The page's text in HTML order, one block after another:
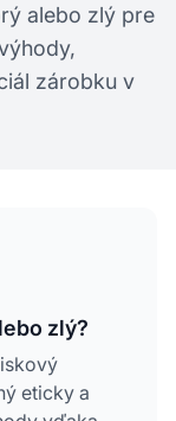
alebo zlý pre
zárobku v
zlý?
eticky a